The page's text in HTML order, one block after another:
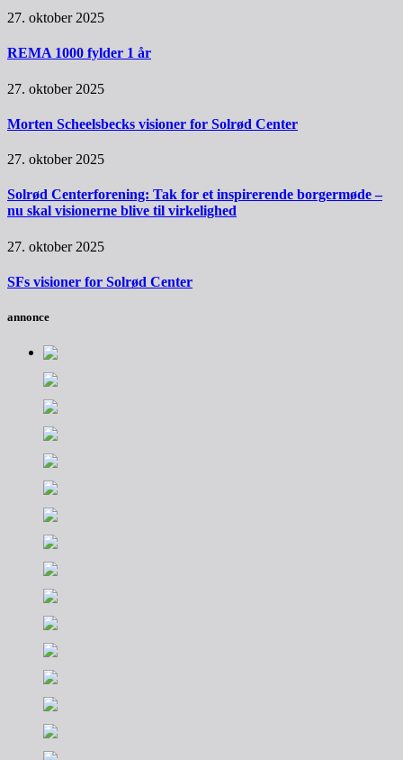
27. oktober 2025
REMA 1000 fylder 1 år
27. oktober 2025
Morten Scheelsbecks visioner for Solrød Center
27. oktober 2025
Solrød Centerforening: Tak for et inspirerende borgermøde –
nu skal visionerne blive til virkelighed
27. oktober 2025
SFs visioner for Solrød Center
annonce